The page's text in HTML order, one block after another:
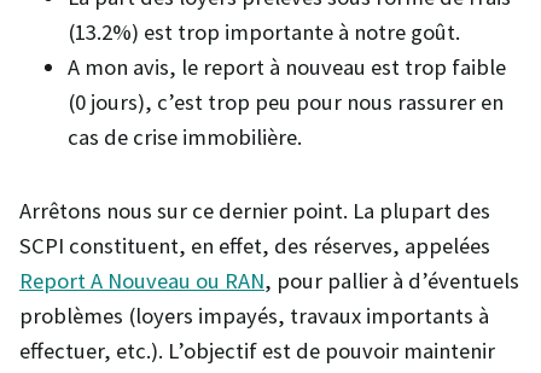
(13.2%) est trop importante à notre goût.
A mon avis, le report à nouveau est trop faible
(0 jours), c’est trop peu pour nous rassurer en
cas de crise immobilière.
Arrêtons nous sur ce dernier point. La plupart des
SCPI constituent, en effet, des réserves, appelées
Report A Nouveau ou RAN, pour pallier à d’éventuels
problèmes (loyers impayés, travaux importants à
effectuer, etc.). L’objectif est de pouvoir maintenir